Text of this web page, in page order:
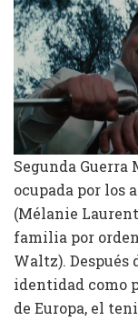
Segunda Guerra
ocupada por los
(Mélanie
familia por
Waltz). Después
identidad como
de Europa, el